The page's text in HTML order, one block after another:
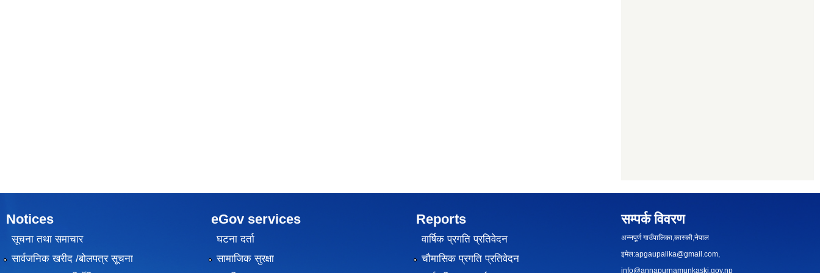
Notices
सूचना तथा समाचार
सार्वजनिक खरीद /बोलपत्र सूचना
eGov services
घटना दर्ता
सामाजिक सुरक्षा
Reports
वार्षिक प्रगति प्रतिवेदन
चौमासिक प्रगति प्रतिवेदन
सम्पर्क विवरण
अन्नपूर्ण गाउँपालिका,कास्की,नेपाल
इमेल:apgaupalika@gmail.com
info@annapurnamunkaski.gov.np